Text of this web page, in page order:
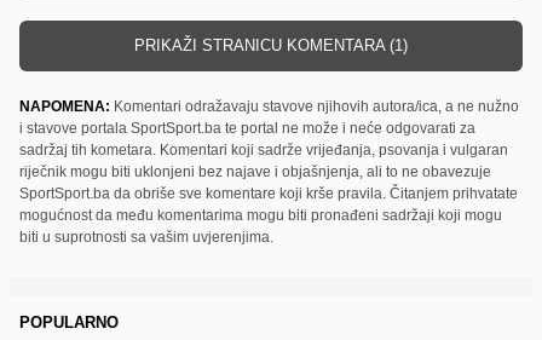
PRIKAŽI STRANICU KOMENTARA (1)
NAPOMENA: Komentari odražavaju stavove njihovih autora/ica, a ne nužno
i stavove portala SportSport.ba te portal ne može i neće odgovarati za
sadržaj tih kometara. Komentari koji sadrže vrijeđanja, psovanja i vulgaran
riječnik mogu biti uklonjeni bez najave i objašnjenja, ali to ne obavezuje
SportSport.ba da obriše sve komentare koji krše pravila. Čitanjem prihvatate
mogućnost da među komentarima mogu biti pronađeni sadržaji koji mogu
biti u suprotnosti sa vašim uvjerenjima.
POPULARNO